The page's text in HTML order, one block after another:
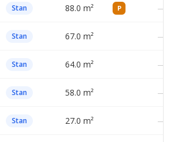
Stan 88.0 m² P —
Stan 67.0 m² —
Stan 64.0 m² —
Stan 58.0 m² —
Stan 27.0 m² —